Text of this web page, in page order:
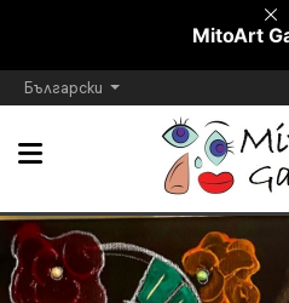
MitoArt
Български